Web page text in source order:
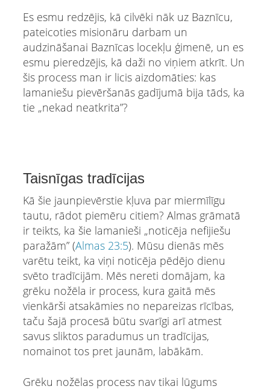
Es esmu redzējis, kā cilvēki nāk uz Baznīcu,
pateicoties misionāru darbam un
audzināšanai Baznīcas locekļu ģimenē, un es
esmu pieredzējis, kā daži no viņiem atkrīt. Un
šis process man ir licis aizdomāties: kas
lamaniešu pievēršanās gadījumā bija tāds, ka
tie „nekad neatkrita”?
Taisnīgas tradīcijas
Kā šie jaunpievērstie kļuva par miermīlīgu
tautu, rādot piemēru citiem? Almas grāmatā
ir teikts, ka šie lamanieši „noticēja nefijiešu
paražām” (Аlmas 23:5). Mūsu dienās mēs
varētu teikt, ka viņi noticēja pēdējo dienu
svēto tradīcijām. Mēs nereti domājam, ka
grēku nožēla ir process, kura gaitā mēs
vienkārši atsakāmies no nepareizas rīcības,
taču šajā procesā būtu svarīgi arī atmest
savus sliktos paradumus un tradīcijas,
nomainot tos pret jaunām, labākām.
Grēku nožēlas process nav tikai lūgums